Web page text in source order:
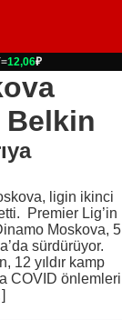
=12,06₽
Belkin
ligin ikinci
Premier Lig’in
Moskova, 5
sürdürüyor.
12 yıldır kamp
COVID önlemleri